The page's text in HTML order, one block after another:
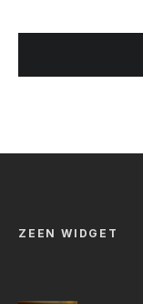
ZEEN WIDGET